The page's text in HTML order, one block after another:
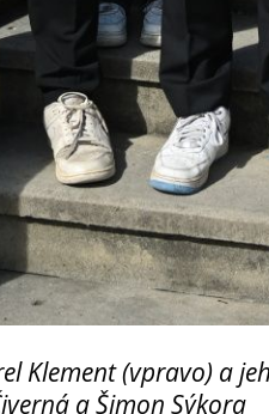
Klement (vpravo) a
a Šimon Sýkora